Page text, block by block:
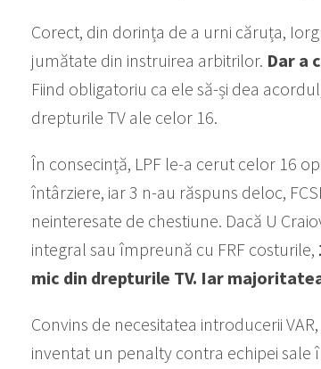
Corect, din dorința de a urni căruța,
jumătate din instruirea arbitrilor. Dar a
Fiind obligatoriu ca ele să-și dea
drepturile TV ale celor 16.
În consecință, LPF le-a cerut celor 16
întârziere, iar 3 n-au răspuns deloc,
neinteresate de chestiune. Dacă U
integral sau împreună cu FRF costurile,
mic din drepturile TV. Iar
Convins de necesitatea introducerii
inventat un penalty contra echipei sale